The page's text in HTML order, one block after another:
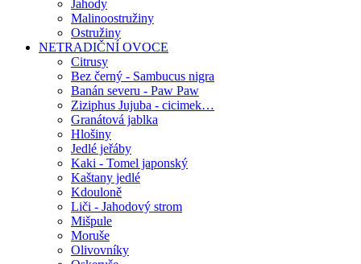
Jahody
Malinoostružiny
Ostružiny
NETRADIČNÍ OVOCE
Citrusy
Bez černý - Sambucus nigra
Banán severu - Paw Paw
Ziziphus Jujuba - cicimek…
Granátová jablka
Hlošiny
Jedlé jeřáby
Kaki - Tomel japonský
Kaštany jedlé
Kdouloně
Liči - Jahodový strom
Mišpule
Moruše
Olivovníky